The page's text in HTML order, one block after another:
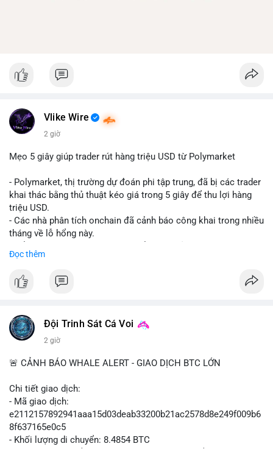
Vlike Wire
2 giờ
Mẹo 5 giây giúp trader rút hàng triệu USD từ Polymarket
- Polymarket, thị trường dự đoán phi tập trung, đã bị các trader
khai thác bằng thủ thuật kéo giá trong 5 giây để thu lợi hàng
triệu USD.
- Các nhà phân tích onchain đã cảnh báo công khai trong nhiều
tháng về lỗ hổng này.
bình theo thời gian (time-weighted prices), khiến việc đẩy giá
- Động thái này nhằm bảo vệ tính toàn vẹn của thị trường và
#polymarket #cryptonews #defi #marketintegrity
📰 Nguồn: CoinDesk
Đọc thêm
Đội Trinh Sát Cá Voi
2 giờ
🚨 CẢNH BÁO WHALE ALERT - GIAO DỊCH BTC LỚN
Chi tiết giao dịch:
- Mã giao dịch:
e2112157892941aaa15d03deab33200b21ac2578d8e249f009b6
8f637165e0c5
- Khối lượng di chuyển: 8.4854 BTC